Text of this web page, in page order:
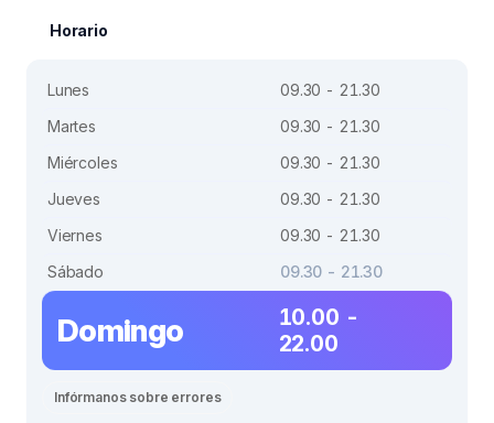
Horario
Lunes
09.30 - 21.30
Martes
09.30 - 21.30
Miércoles
09.30 - 21.30
Jueves
09.30 - 21.30
Viernes
09.30 - 21.30
Sábado
09.30 - 21.30
Domingo
10.00 -
22.00
Infórmanos sobre errores